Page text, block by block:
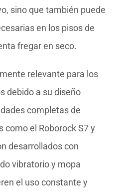
sino que también puede
en los pisos de
fregar en seco.
relevante para los
debido a su diseño
completas de
como el Roborock S7 y
desarrollados con
vibratorio y mopa
el uso constante y